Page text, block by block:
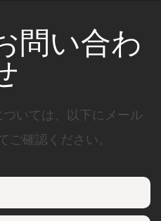
問い合わ
いては、以下にメール
確認ください。